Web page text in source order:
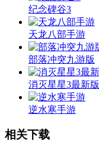
纪念碑谷3
天龙八部手游
部落冲突九游版
消灭星星3最新版
逆水寒手游
相关下载